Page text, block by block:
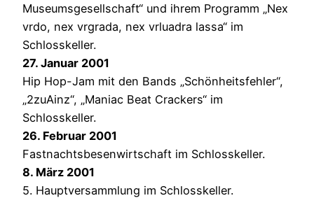
Museumsgesellschaft“ und ihrem Programm „Nex
vrdo, nex vrgrada, nex vrluadra lassa“ im
Schlosskeller.
27. Januar 2001
Hip Hop-Jam mit den Bands „Schönheitsfehler“,
„2zuAinz“, „Maniac Beat Crackers“ im
Schlosskeller.
26. Februar 2001
Fastnachtsbesenwirtschaft im Schlosskeller.
8. März 2001
5. Hauptversammlung im Schlosskeller.